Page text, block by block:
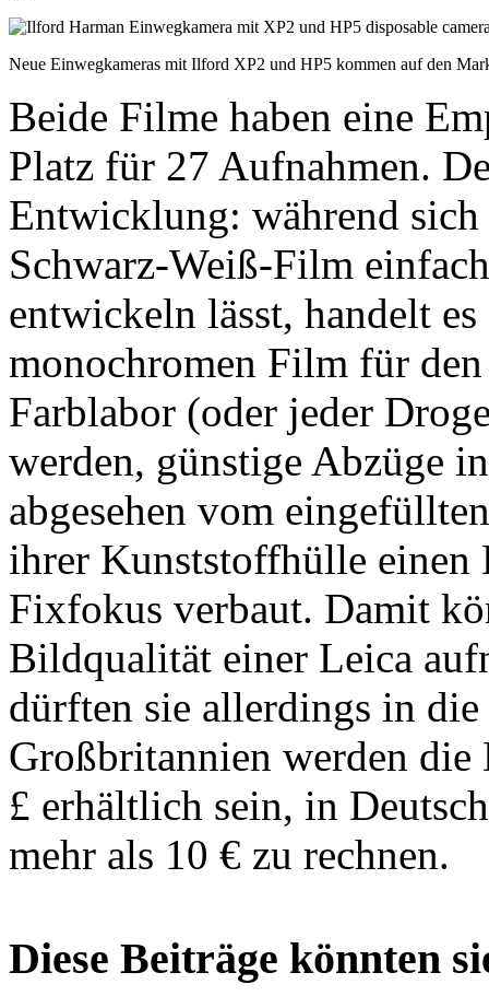
Neue Einwegkameras mit Ilford XP2 und HP5 kommen auf den
Beide Filme haben eine
Platz für 27 Aufnahmen.
Entwicklung: während sich
Schwarz-Weiß-Film
entwickeln lässt, handelt
monochromen Film für
Farblabor (oder jeder
werden, günstige Abzüge
abgesehen vom
ihrer Kunststoffhülle
Fixfokus verbaut. Damit
Bildqualität einer Leica
dürften sie allerdings in die
Großbritannien werden die
£ erhältlich sein, in
mehr als 10 € zu rechnen.
Diese Beiträge könnten